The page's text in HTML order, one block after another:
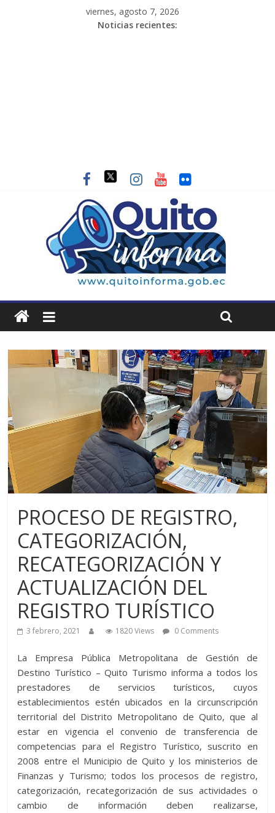
viernes, agosto 7, 2026
Noticias recientes:
PROCESO DE REGISTRO,
CATEGORIZACIÓN,
RECATEGORIZACIÓN Y
ACTUALIZACIÓN DEL
REGISTRO TURÍSTICO
3 febrero, 2021 1820 Views 0 Comments
La Empresa Pública Metropolitana de Gestión de
Destino Turístico – Quito Turismo informa a todos los
prestadores de servicios turísticos, cuyos
establecimientos estén ubicados en la circunscripción
territorial del Distrito Metropolitano de Quito, que al
estar en vigencia el convenio de transferencia de
competencias para el Registro Turístico, suscrito en
2008 entre el Municipio de Quito y los ministerios de
Finanzas y Turismo; todos los procesos de registro,
categorización, recategorización de sus actividades o
cambio de información deben realizarse,